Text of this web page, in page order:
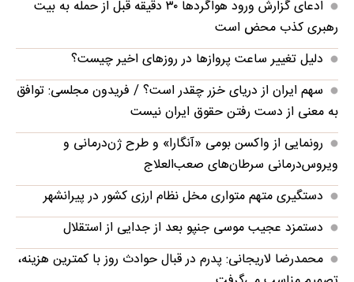
ادعای گزارش ورود هواگردها ٣٠ دقیقه قبل از حمله به بیت
رهبری کذب محض است
دلیل تغییر ساعت پروازها در روزهای اخیر چیست؟
سهم ایران از دریای خزر چقدر است؟ / فریدون مجلسی: توافق
به معنی از دست رفتن حقوق ایران نیست
رونمایی از واکسن بومی «آنگارا» و طرح ژن‌درمانی و
ویروس‌درمانی سرطان‌های صعب‌العلاج
دستگیری متهم متواری مخل نظام ارزی کشور در پیرانشهر
دستمزد عجیب موسی جنپو بعد از جدایی از استقلال
محمدرضا لاریجانی: پدرم در قبال حوادث روز با کمترین هزینه،